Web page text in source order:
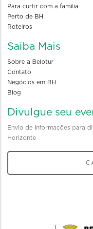
Para curtir com a familia
Perto de BH
Roteiros
Saiba Mais
Sobre a Belotur
Contato
Negócios em BH
Blog
Divulgue seu
Envio de informações para
Horizonte